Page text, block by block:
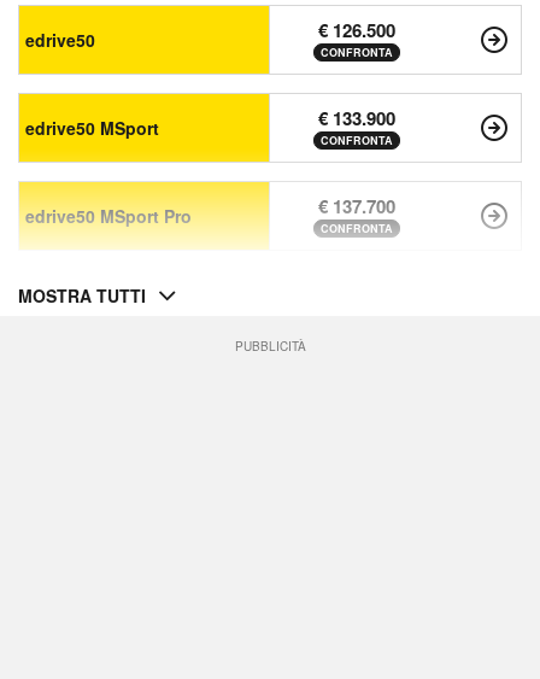
edrive50 € 126.500
CONFRONTA
edrive50 MSport € 133.900
CONFRONTA
edrive50 MSport Pro € 137.700
CONFRONTA
MOSTRA TUTTI
PUBBLICITÀ